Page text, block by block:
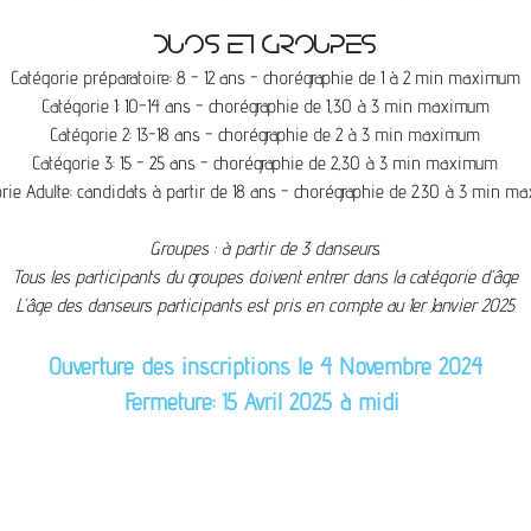
DUOS ET GROUPES
Catégorie préparatoire: 8 - 12 ans - chorégraphie de 1 à 2 min maximum
Catégorie 1: 10-14 ans - chorégraphie de 1,30 à 3 min maximum
Catégorie 2: 13-18 ans - chorégraphie de 2 à 3 min maximum
Catégorie 3: 15 - 25 ans - chorégraphie de 2,30 à 3 min maximum
Adulte: candidats à partir de 18 ans - chorégraphie de 2.30 à 3 min
Groupes : à partir de 3 danseurs.​​
Tous les participants du groupes doivent entrer dans la catégorie d’âge
L’âge des danseurs participants est pris en compte au 1er Janvier 2025
Ouverture des inscriptions le 4 Novembre 2024
Fermeture: 15 Avril 2025 à midi